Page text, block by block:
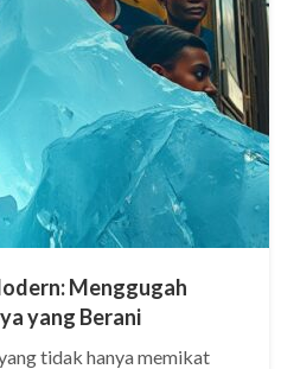
Menggugah
yang Berani
tidak hanya memikat